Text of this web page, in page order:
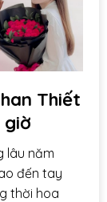
Thiết
giờ
lâu năm
đến tay
thời hoa